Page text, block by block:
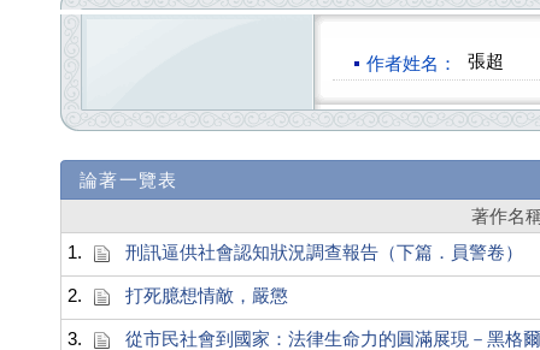
作者姓名： 張超
論著一覽表
著作名
1.
刑訊逼供社會認知狀況調查報告（下篇．員警卷）
2. 打死臆想情敵，嚴懲
3. 從市民社會到國家：法律生命力的圓滿展現－黑格